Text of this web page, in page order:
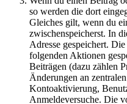
so werden die dort
Gleiches gilt, wenn du
zwischenspeicherst. In
Adresse gespeichert.
folgenden Aktionen
Beiträgen (dazu zählen
Änderungen an
Kontoaktivierung,
Anmeldeversuche. Die